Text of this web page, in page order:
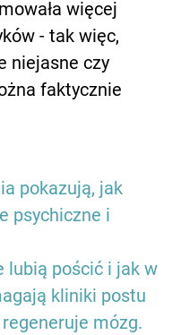
więcej
- tak więc,
niejasne czy
faktycznie
pokazują, jak
psychiczne i
lubią pościć i jak w
kliniki postu
mózg.